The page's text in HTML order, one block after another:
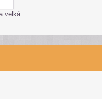
velká